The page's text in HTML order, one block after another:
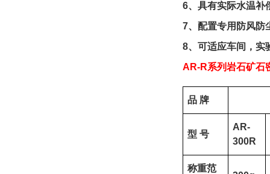
6、 具有实际水温补
7、 配置专用防风防
8、可适应车间，实
AR-R系列岩石矿石
品 牌
型 号
AR-
300R
称重范